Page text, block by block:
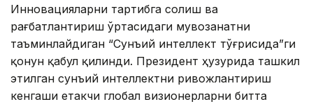
Инновацияларни тартибга солиш ва
рағбатлантириш ўртасидаги мувозанатни
таъминлайдиган “Сунъий интеллект тўғрисида”ги
қонун қабул қилинди. Президент ҳузурида ташкил
этилган сунъий интеллектни ривожлантириш
кенгаши етакчи глобал визионерларни битта